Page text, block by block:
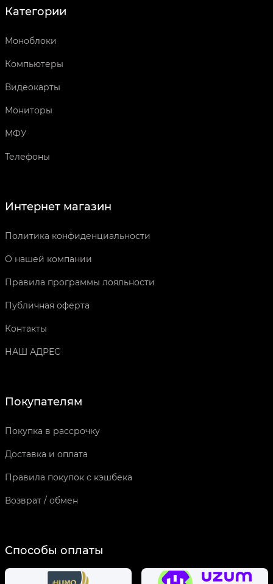
Категории
Моноблоки
Компьютеры
Видеокарты
Мониторы
МФУ
Телефоны
Интернет магазин
Политика конфиденциальности
О нашей компании
Правила программы лояльности
Публичная оферта
Контакты
НАШ АДРЕС
Покупателям
Покупка в рассрочку
Доставка и оплата
Правила покупок с кэшбека
Возврат / обмен
Способы оплаты